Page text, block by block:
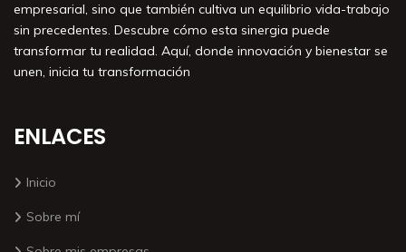
empresarial, sino que también cultiva un equilibrio vida-trabajo
sin precedentes. Descubre cómo esta sinergia puede
transformar tu realidad. Aquí, donde innovación y bienestar se
unen, inicia tu transformación
ENLACES
Inicio
Sobre mí